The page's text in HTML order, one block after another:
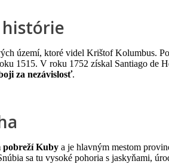
území, ktoré videl Krištof Kolumbus.
1515. V roku 1752 získal Santiago de
za nezávislosť.
pobreží Kuby a je hlavným mestom
sa tu vysoké pohoria s jaskyňami,